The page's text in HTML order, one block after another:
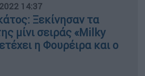
14:37
Ξεκίνησαν τα
μίνι σειράς «Milky
η Φουρέιρα και ο